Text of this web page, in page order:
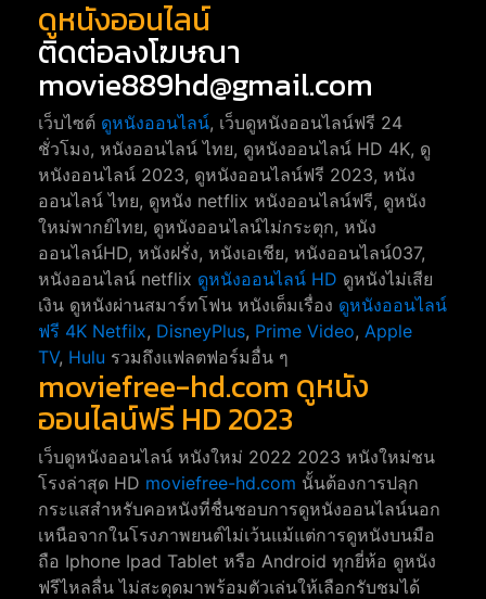
ดูหนังออนไลน์
ติดต่อลงโฆษณา
movie889hd@gmail.com
เว็บไซต์ ดูหนังออนไลน์, เว็บดูหนังออนไลน์ฟรี 24
ชั่วโมง, หนังออนไลน์ ไทย, ดูหนังออนไลน์ HD 4K, ดู
หนังออนไลน์ 2023, ดูหนังออนไลน์ฟรี 2023, หนัง
ออนไลน์ ไทย, ดูหนัง netflix หนังออนไลน์ฟรี, ดูหนัง
ใหม่พากย์ไทย, ดูหนังออนไลน์ไม่กระตุก, หนัง
ออนไลน์HD, หนังฝรั่ง, หนังเอเชีย, หนังออนไลน์037,
หนังออนไลน์ netflix ดูหนังออนไลน์ HD ดูหนังไม่เสีย
เงิน ดูหนังผ่านสมาร์ทโฟน หนังเต็มเรื่อง ดูหนังออนไลน์
ฟรี 4K Netfilx, DisneyPlus, Prime Video, Apple
TV, Hulu รวมถึงแฟลตฟอร์มอื่น ๆ
moviefree-hd.com ดูหนัง
ออนไลน์ฟรี HD 2023
เว็บดูหนังออนไลน์ หนังใหม่ 2022 2023 หนังใหม่ชน
โรงล่าสุด HD moviefree-hd.com นั้นต้องการปลุก
กระแสสำหรับคอหนังที่ชื่นชอบการดูหนังออนไลน์นอก
เหนือจากในโรงภาพยนต์ไม่เว้นแม้แต่การดูหนังบนมือ
ถือ Iphone Ipad Tablet หรือ Android ทุกยี่ห้อ ดูหนัง
ฟรีไหลลื่น ไม่สะดุดมาพร้อมตัวเล่นให้เลือกรับชมได้